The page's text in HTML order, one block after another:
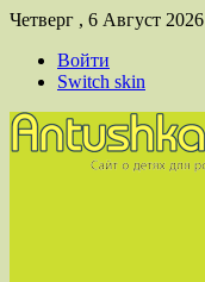
Четверг , 6 Август 2026
Войти
Switch skin